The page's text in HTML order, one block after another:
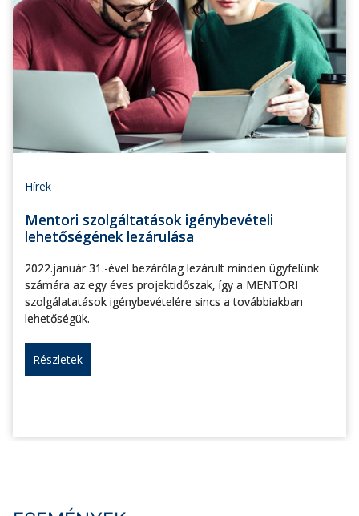
Hírek
Mentori szolgáltatások igénybevételi
lehetőségének lezárulása
2022.január 31.-ével bezárólag lezárult minden ügyfelünk
számára az egy éves projektidőszak, így a MENTORI
szolgálatatások igénybevételére sincs a továbbiakban
lehetőségük.
Részletek